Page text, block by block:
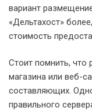
вариант
«Дельтахост»
стоимость
Стоит помнить, что
магазина или веб-
составляющих.
правильного